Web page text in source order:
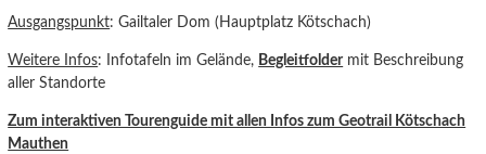
Ausgangspunkt: Gailtaler Dom (Hauptplatz Kötschach)
Weitere Infos: Infotafeln im Gelände, Begleitfoldermit Beschreibung
aller Standorte
Zum interaktiven Tourenguide mit allen Infos zum Geotrail Kötschach
Mauthen